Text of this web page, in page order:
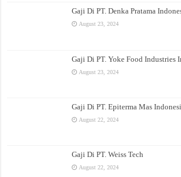
Gaji Di PT. Denka Pratama
August 23, 2024
Gaji Di PT. Yoke Food Industries
August 23, 2024
Gaji Di PT. Epiterma Mas
August 22, 2024
Gaji Di PT. Weiss Tech
August 22, 2024